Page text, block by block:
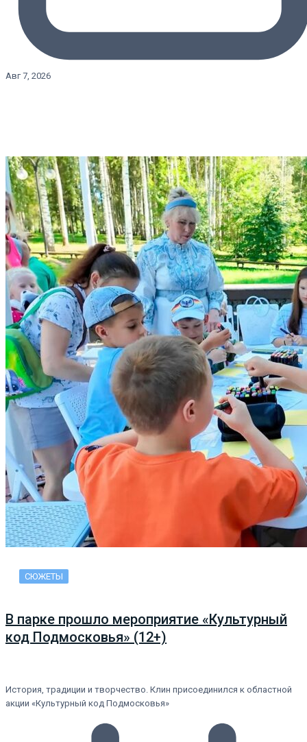
Авг 7, 2026
СЮЖЕТЫ
В парке прошло мероприятие «Культурный
код Подмосковья» (12+)
История, традиции и творчество. Клин присоединился к областной
акции «Культурный код Подмосковья»